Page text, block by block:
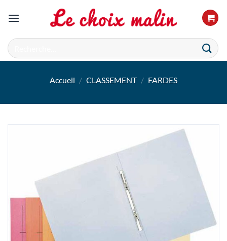
Recherche
pour :
Accueil / CLASSEMENT / FARDES